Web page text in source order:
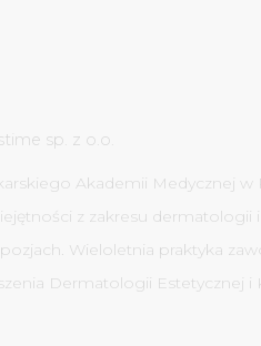
sp. z o.o.
Akademii Medycznej
z zakresu dermatologii
Wieloletnia praktyka
Dermatologii Estetycznej i